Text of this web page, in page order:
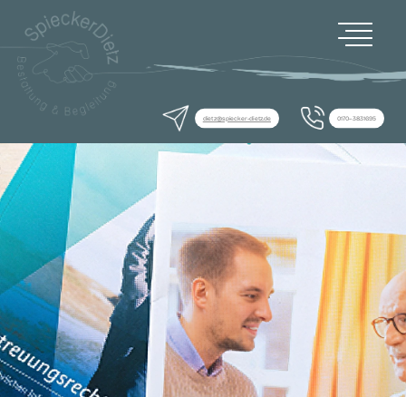
dietz@spiecker-dietz.de 0170–3831695